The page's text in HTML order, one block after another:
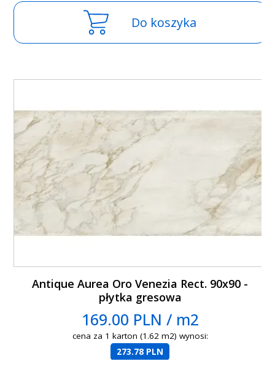
Do koszyka
Antique Aurea Oro Venezia Rect. 90x90 -
płytka gresowa
169.00 PLN / m2
cena za 1 karton (1.62 m2) wynosi:
273.78 PLN